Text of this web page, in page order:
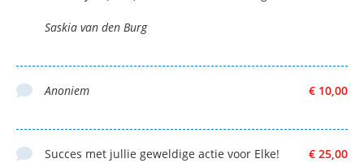
Saskia van den Burg
€ 10,00
Anoniem
€ 25,00
Succes met jullie geweldige actie voor Elke!